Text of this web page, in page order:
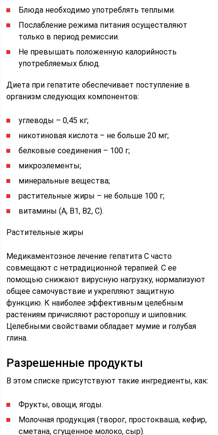
Блюда необходимо употреблять теплыми.
Послабление режима питания осуществляют
только в период ремиссии.
Не превышать положенную калорийность
употребляемых блюд.
Диета при гепатите обеспечивает поступление в
организм следующих компонентов:
углеводы – 0,45 кг;
никотиновая кислота – не больше 20 мг;
белковые соединения – 100 г;
микроэлементы;
минеральные вещества;
растительные жиры – не больше 100 г;
витамины (А, В1, В2, С).
Растительные жиры
Медикаментозное лечение гепатита С часто
совмещают с нетрадиционной терапией. С ее
помощью снижают вирусную нагрузку, нормализуют
общее самочувствие и укрепляют защитную
функцию. К наиболее эффективным целебным
растениям причисляют расторопшу и шиповник.
Целебными свойствами обладает мумие и голубая
глина.
Разрешенные продукты
В этом списке присутствуют такие ингредиенты, как:
Фрукты, овощи, ягоды.
Молочная продукция (творог, простокваша, кефир,
сметана, сгущенное молоко, сыр).